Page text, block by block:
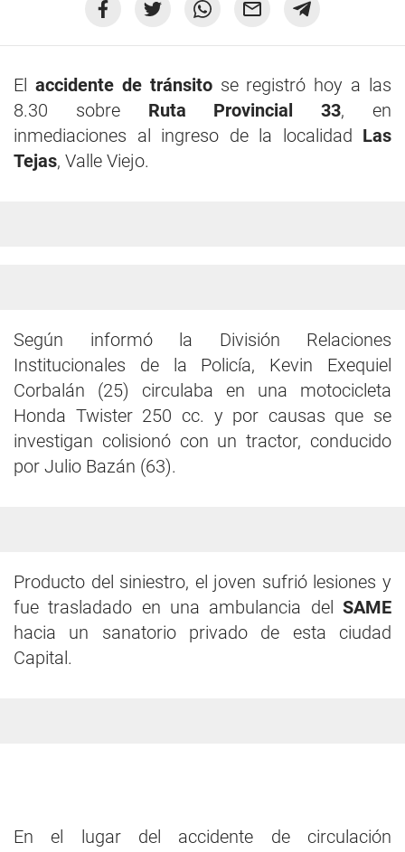
El accidente de tránsitose registró hoy a las
8.30 sobre Ruta Provincial 33, en
inmediaciones al ingreso de la localidad Las
Tejas, Valle Viejo.
Según informó la División Relaciones
Institucionales de la Policía, Kevin Exequiel
Corbalán (25) circulaba en una motocicleta
Honda Twister 250 cc. y por causas que se
investigan colisionó con un tractor, conducido
por Julio Bazán (63).
Producto del siniestro, el joven sufrió lesiones y
fue trasladado en una ambulancia del
SAME
hacia un sanatorio privado de esta ciudad
Capital.
En el lugar del accidente de circulación